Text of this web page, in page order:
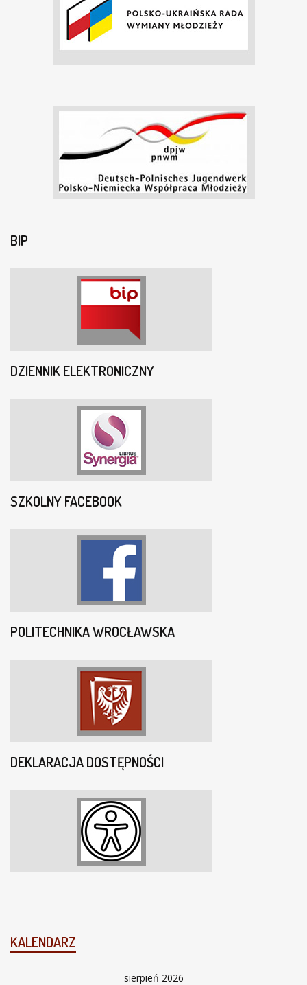
BIP
DZIENNIK ELEKTRONICZNY
SZKOLNY FACEBOOK
POLITECHNIKA WROCŁAWSKA
DEKLARACJA DOSTĘPNOŚCI
KALENDARZ
sierpień 2026